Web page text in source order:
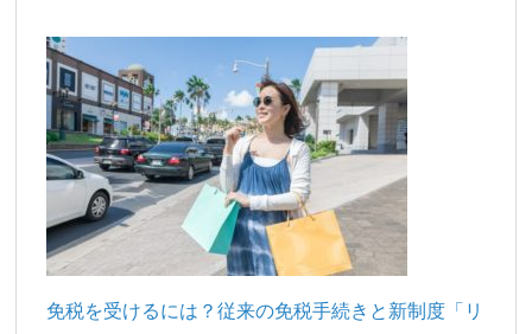
免税を受けるには？従来の免税手続きと新制度「リ